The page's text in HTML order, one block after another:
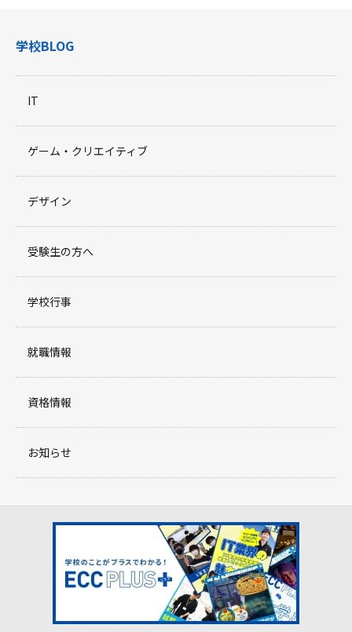
学校BLOG
IT
ゲーム・クリエイティブ
デザイン
受験生の方へ
学校行事
就職情報
資格情報
お知らせ